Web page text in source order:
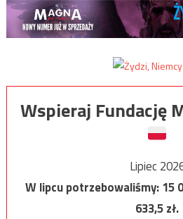
Wspieraj Fundację
Lipiec
W lipcu potrzebowaliśmy:15
633,5zł.